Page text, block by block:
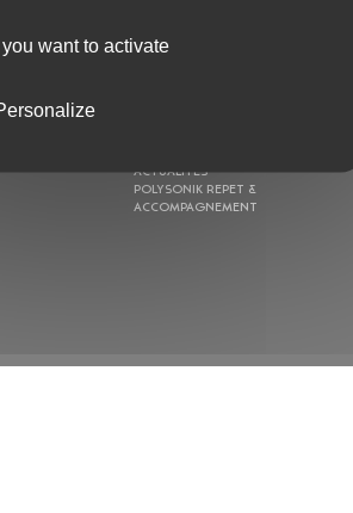
ACTUALITÉS
POLYSONIK REPET &
ACCOMPAGNEMENT
want to activate